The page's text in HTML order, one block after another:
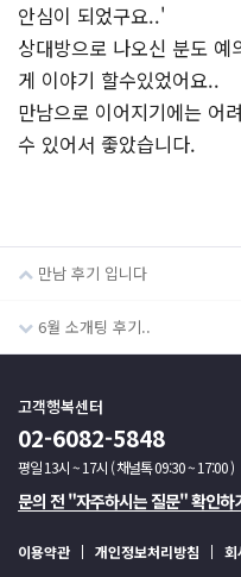
안심이 되었구요..'
상대방으로 나오신 분도
게 이야기 할수있었어요..
만남으로 이어지기에는 어
수 있어서 좋았습니다.
만남 후기 입니다
6월 소개팅 후기..
고객행복센터
02-6082-5848
평일 13시 ~ 17시 ( 채널톡 09:30 ~ 17:00 )
문의 전 "자주하시는 질문" 확인하
이용약관 개인정보처리방침 회